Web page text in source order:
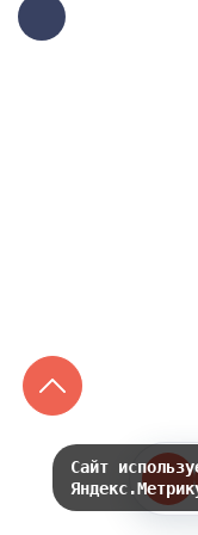
Сайт